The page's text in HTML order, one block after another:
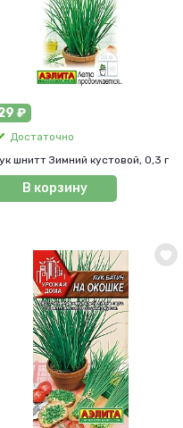
₽
Достаточно
шнитт Зимний кустовой, 0,3 г
В корзину